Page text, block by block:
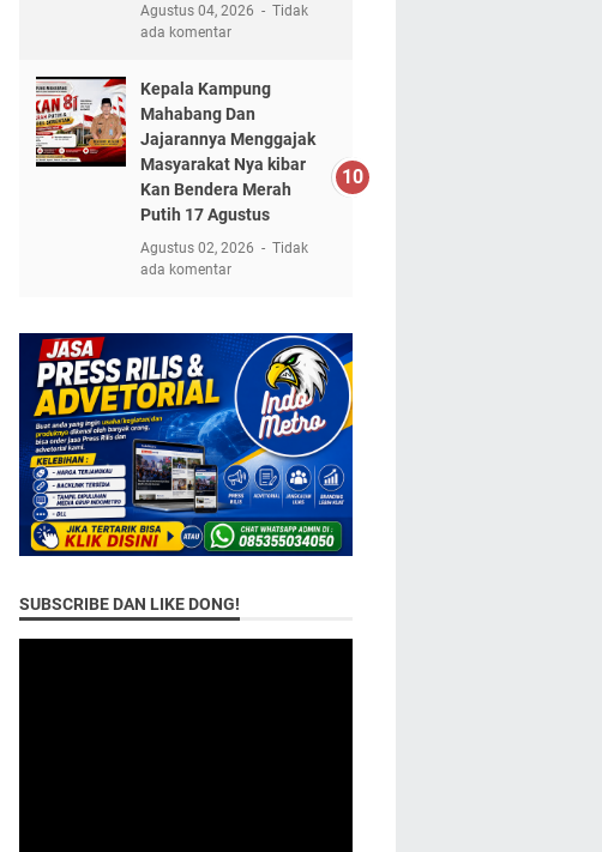
Agustus 04, 2026
Tidak
ada komentar
Kepala Kampung
Mahabang Dan
Jajarannya Menggajak
Masyarakat Nya kibar
Kan Bendera Merah
Putih 17 Agustus
Agustus 02, 2026
Tidak
ada komentar
SUBSCRIBE DAN LIKE DONG!